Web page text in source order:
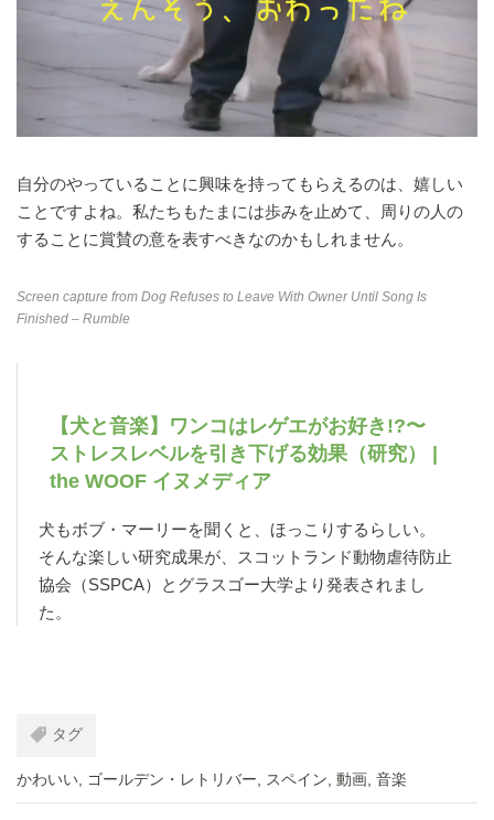
自分のやっていることに興味を持ってもらえるのは、嬉しい
ことですよね。私たちもたまには歩みを止めて、周りの人の
することに賞賛の意を表すべきなのかもしれません。
Screen capture from Dog Refuses to Leave With Owner Until Song Is
Finished – Rumble
【犬と音楽】ワンコはレゲエがお好き!?〜
ストレスレベルを引き下げる効果（研究） |
the WOOF イヌメディア
犬もボブ・マーリーを聞くと、ほっこりするらしい。
そんな楽しい研究成果が、スコットランド動物虐待防止
協会（SSPCA）とグラスゴー大学より発表されまし
た。
タグ
かわいい ゴールデン・レトリバー スペイン 動画 音楽